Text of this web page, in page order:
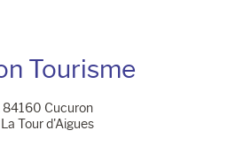
Tourisme
84160 Cucuron
Tour d'Aigues